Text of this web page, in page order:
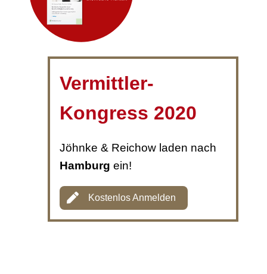
Vermittler-
Kongress 2020
Jöhnke & Reichow laden nach
Hamburg ein!
Kostenlos Anmelden